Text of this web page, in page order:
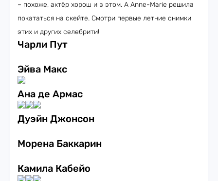
– похоже, актёр хорош и в этом. А Anne-Marie решила
покататься на скейте. Смотри первые летние снимки
этих и других селебрити!
Чарли Пут
Эйва Макс
Ана де Армас
Дуэйн Джонсон
Морена Баккарин
Камила Кабейо